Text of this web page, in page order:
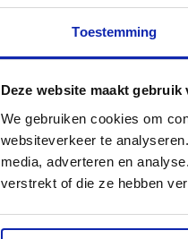
Toestemming
Deze website maakt gebruik
We gebruiken cookies om
websiteverkeer te
media, adverteren en
verstrekt of die ze hebben